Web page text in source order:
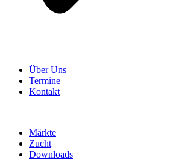
Über Uns
Termine
Kontakt
Märkte
Zucht
Downloads